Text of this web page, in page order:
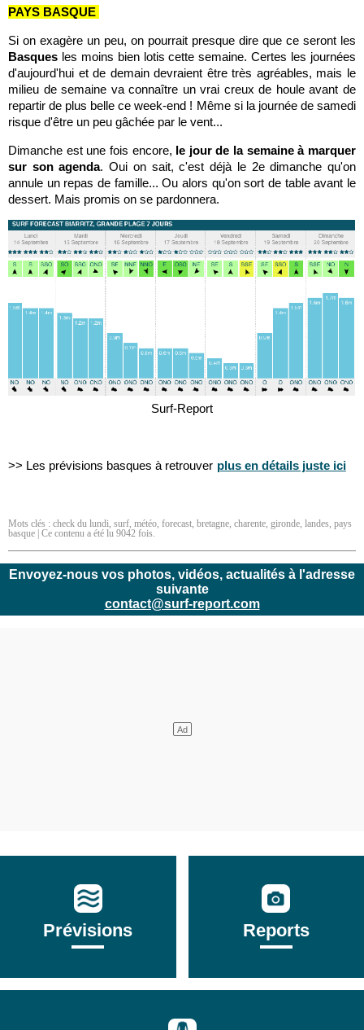
PAYS BASQUE
Si on exagère un peu, on pourrait presque dire que ce seront les
Basques les moins bien lotis cette semaine. Certes les journées
d'aujourd'hui et de demain devraient être très agréables, mais le
milieu de semaine va connaître un vrai creux de houle avant de
repartir de plus belle ce week-end ! Même si la journée de samedi
risque d'être un peu gâchée par le vent...
Dimanche est une fois encore, le jour de la semaine à marquer
sur son agenda. Oui on sait, c'est déjà le 2e dimanche qu'on
annule un repas de famille... Ou alors qu'on sort de table avant le
dessert. Mais promis on se pardonnera.
Surf-Report
>> Les prévisions basques à retrouver plus en détails juste ici
Mots clés : check du lundi, surf, météo, forecast, bretagne, charente, gironde, landes, pays
basque | Ce contenu a été lu 9042 fois.
Envoyez-nous vos photos, vidéos, actualités à l'adresse
suivante
contact@surf-report.com
Prévisions Reports